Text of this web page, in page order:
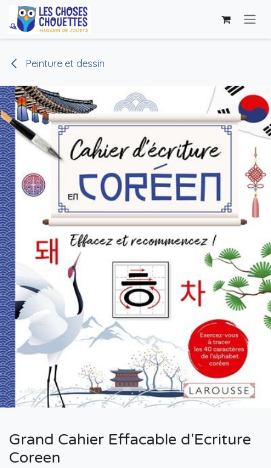
Skip to Content
Peinture et dessin
Grand Cahier Effacable d'Ecriture
Coreen